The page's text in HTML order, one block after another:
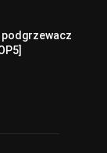
podgrzewacz